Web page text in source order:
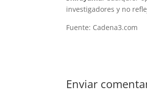
investigadores y no
Fuente: Cadena3.com
Enviar